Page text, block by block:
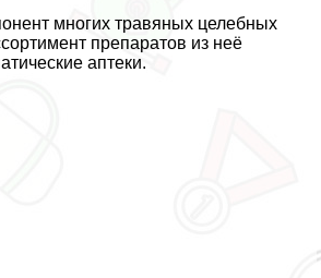
многих травяных целебных
препаратов из неё
аптеки.